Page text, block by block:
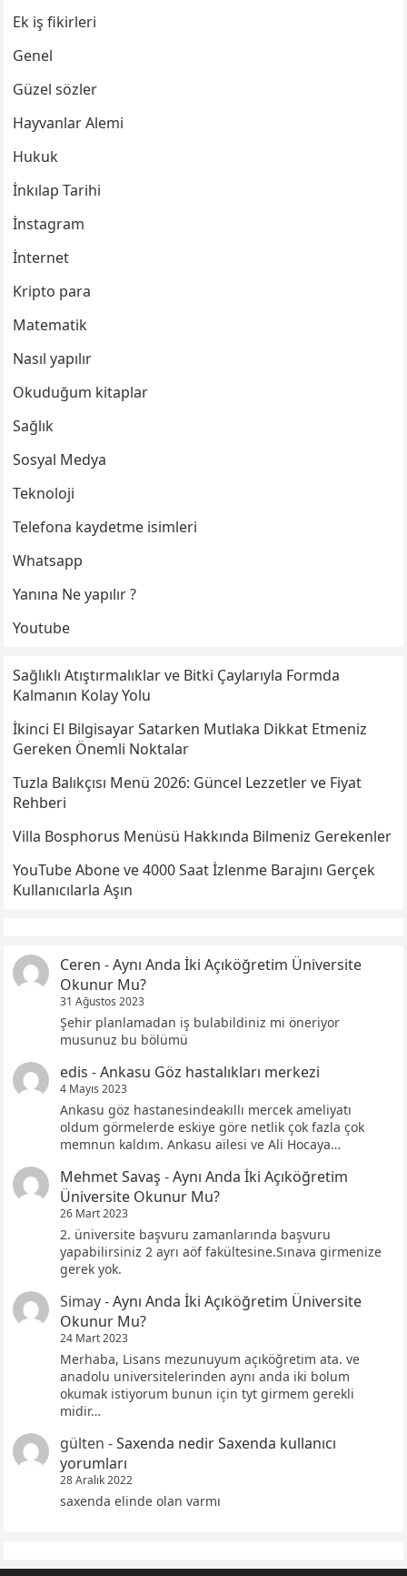
Ek iş fikirleri
Genel
Güzel sözler
Hayvanlar Alemi
Hukuk
İnkılap Tarihi
İnstagram
İnternet
Kripto para
Matematik
Nasıl yapılır
Okuduğum kitaplar
Sağlık
Sosyal Medya
Teknoloji
Telefona kaydetme isimleri
Whatsapp
Yanına Ne yapılır ?
Youtube
Sağlıklı Atıştırmalıklar ve Bitki Çaylarıyla Formda
Kalmanın Kolay Yolu
İkinci El Bilgisayar Satarken Mutlaka Dikkat Etmeniz
Gereken Önemli Noktalar
Tuzla Balıkçısı Menü 2026: Güncel Lezzetler ve Fiyat
Rehberi
Villa Bosphorus Menüsü Hakkında Bilmeniz Gerekenler
YouTube Abone ve 4000 Saat İzlenme Barajını Gerçek
Kullanıcılarla Aşın
Ceren -Aynı Anda İki Açıköğretim Üniversite
Okunur Mu?
31 Ağustos 2023
Şehir planlamadan iş bulabildiniz mi öneriyor
musunuz bu bölümü
edis -Ankasu Göz hastalıkları merkezi
4 Mayıs 2023
Ankasu göz hastanesindeakıllı mercek ameliyatı
oldum görmelerde eskiye göre netlik çok fazla çok
memnun kaldım. Ankasu ailesi ve Ali Hocaya…
Mehmet Savaş -Aynı Anda İki Açıköğretim
Üniversite Okunur Mu?
26 Mart 2023
2. üniversite başvuru zamanlarında başvuru
yapabilirsiniz 2 ayrı aöf fakültesine.Sınava girmenize
gerek yok.
Simay-Aynı Anda İki Açıköğretim Üniversite
Okunur Mu?
24 Mart 2023
Merhaba, Lisans mezunuyum açıköğretim ata. ve
anadolu universitelerinden aynı anda iki bolum
okumak istiyorum bunun için tyt girmem gerekli
midir…
gülten -Saxenda nedir Saxenda kullanıcı
yorumları
28 Aralık 2022
saxenda elinde olan varmı